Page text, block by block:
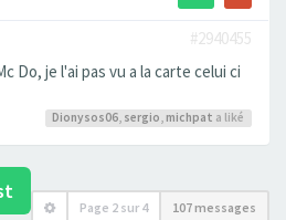
#2940455
Do, je l'ai pas vu a la carte celui ci
Dionysos06, sergio, michpat a liké
Page 2 sur 4 107 messages